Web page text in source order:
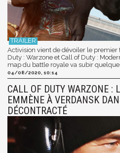
Activision vient de dévoiler le premier
Duty : Warzone et Call of Duty :
map du battle royale va subir
04/08/2020, 10:14
CALL OF DUTY WARZONE :
EMMÈNE À VERDANSK
DÉCONTRACTÉ